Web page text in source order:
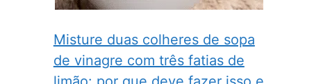
Misture duas colheres de sopa
de vinagre com três fatias de